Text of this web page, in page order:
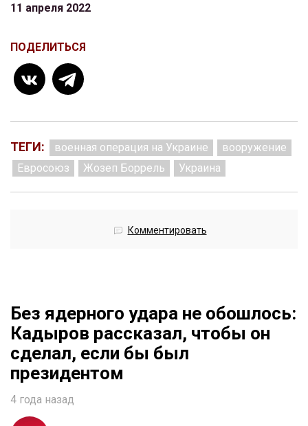
11 апреля 2022
ПОДЕЛИТЬСЯ
ТЕГИ: военная операция на Украине
вооружение
Евросоюз
Жозеп Боррель Украина
Комментировать
Без ядерного удара не обошлось:
Кадыров рассказал, чтобы он
сделал, если бы был
президентом
4 года назад